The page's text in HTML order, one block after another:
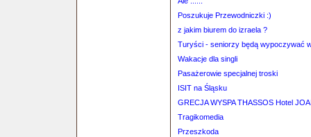
Poszukuje Przewodniczki :)
z jakim biurem do izraela ?
Turyści - seniorzy będą wypoczywać
Wakacje dla singli
Pasażerowie specjalnej troski
ISIT na Śląsku
GRECJA WYSPA THASSOS Hotel
Tragikomedia
Przeszkoda